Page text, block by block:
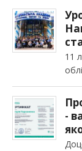
11
-